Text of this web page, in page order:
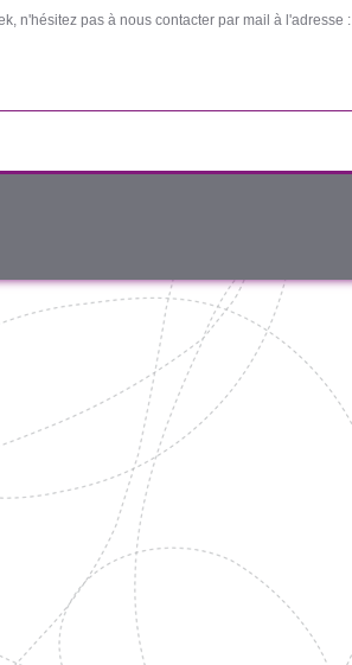
n'hésitez pas à nous contacter par mail à l'adresse :